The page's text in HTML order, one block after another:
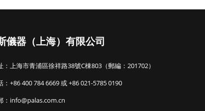
儀器（上海）有限公司
：上海市青浦區徐祥路38號C棟803（郵編：201702）
：+86 400 784 6669 或 +86 021-5785 0190
：info@palas.com.cn